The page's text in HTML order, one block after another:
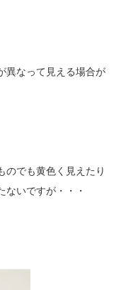
異なって見える場合が
のでも黄色く見えたり
ないですが・・・